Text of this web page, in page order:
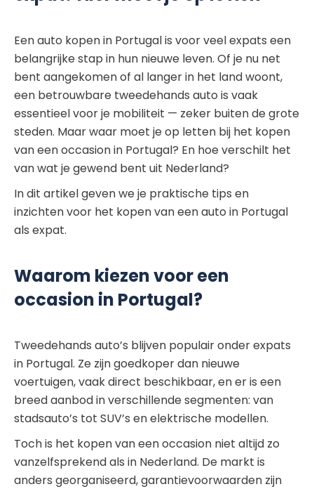
Een auto kopen in Portugal is voor veel expats een
belangrijke stap in hun nieuwe leven. Of je nu net
bent aangekomen of al langer in het land woont,
een betrouwbare tweedehands auto is vaak
essentieel voor je mobiliteit — zeker buiten de grote
steden. Maar waar moet je op letten bij het kopen
van een occasion in Portugal? En hoe verschilt het
van wat je gewend bent uit Nederland?
In dit artikel geven we je praktische tips en
inzichten voor het kopen van een auto in Portugal
als expat.
Waarom kiezen voor een
occasion in Portugal?
Tweedehands auto’s blijven populair onder expats
in Portugal. Ze zijn goedkoper dan nieuwe
voertuigen, vaak direct beschikbaar, en er is een
breed aanbod in verschillende segmenten: van
stadsauto’s tot SUV’s en elektrische modellen.
Toch is het kopen van een occasion niet altijd zo
vanzelfsprekend als in Nederland. De markt is
anders georganiseerd, garantievoorwaarden zijn